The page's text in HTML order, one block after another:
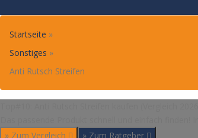
Startseite »
Sonstiges »
Anti Rutsch Streifen
» Zum Vergleich
» Zum Ratgeber